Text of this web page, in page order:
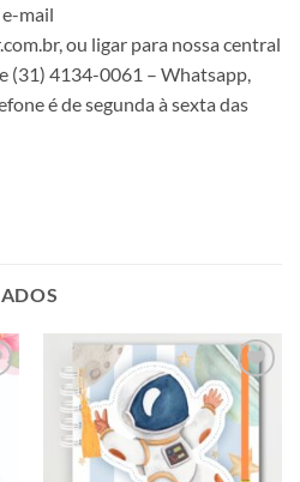
mail
ou ligar para nossa central
(31) 4134-0061 – Whatsapp,
é de segunda à sexta das
Adicionar
a lista de
desejos